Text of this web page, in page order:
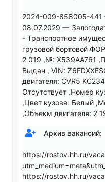
2024-009-858005-441
08.07.2029 —
- Транспортное
грузовой бортовой
2 019 ,№: Х539АА761
Выдан , VIN:
двигателя: CVR5
Отсутствует ,Номер
,Цвет кузова: Белый
,Объекм двигателя: 2
Архив вакансий:
https://rostov.hh.ru/
https://rostov.hh.ru/